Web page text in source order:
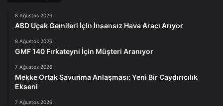
8 Ağustos 2026
ABD Uçak Gemileri İçin İnsansız Hava Aracı Arıyor
8 Ağustos 2026
GMF 140 Fırkateyni İçin Müşteri Aranıyor
7 Ağustos 2026
Mekke Ortak Savunma Anlaşması: Yeni Bir Caydırıcılık
Ekseni
7 Ağustos 2026